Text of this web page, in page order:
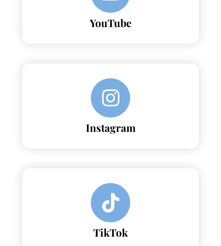
YouTube
Instagram
TikTok